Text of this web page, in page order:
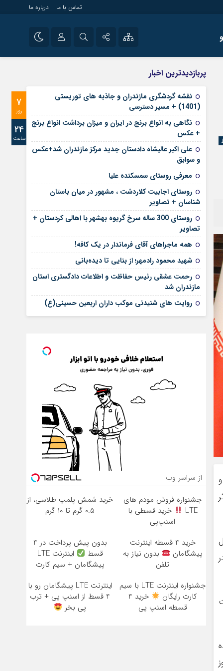
تماس با ما درباره ما
آپارات
رمز عبور
مرا به خاطر بسپار
راه اندازی سایت و
سایت های خبری و
۱۴ محصول
پربازدیدترین اخبار
7
روز
24
ساعت
نقشه گردشگری مازندران و جاذبه های توریستی
(1401) + مسیر دسترسی
نگاهی به انواع برنج در ایران و میزان برداشت انواع برنج
+ عکس
علی‌ اکبر عالیشاه دادستان جدید مرکز مازندران شد+عکس
و سوابق
معرفی روستای سمسکنده علیا
روستای اجابیت کلاردشت ، مشهور در میان باستان
شناسان + تصاویر
روستای 300 ساله سرخ ‌گریوه بهشهر با اهالی کردستان +
تصاویر
همه ماجراهای آقای فرماندار در یک کافه!
شهید محمود رادمهر؛ از بنایی تا دیده‌بانی
رحمت عشقی رئیس حفاظت و اطلاعات دادگستری استان
مازندران شد
روایت های شنیدنی موکب داران اربعین حسینی(ع)
از سراسر وب
جشنواره فروش مودم های
LTE
خرید قسطی با
اسنپ‌پی
خرید شمش پلمپ طلاسی، از
۰.۵ گرم تا ۱۰ گرم
خرید 4 قسطه اینترنت
پیشگامان
بدون نیاز به
تلفن
بدون پیش پرداخت در 4
قسط
اینترنت LTE
پیشگامان + سیم کارت
جشنواره اینترنت LTE با سیم
کارت رایگان
خرید 4
قسطه اسنپ پی
اینترنت LTE پیشگامان رو با
4 قسط از اسنپ پی + ترب
پی بخر